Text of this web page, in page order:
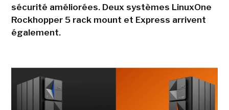
sécurité améliorées. Deux systèmes LinuxOne
Rockhopper 5 rack mount et Express arrivent
également.